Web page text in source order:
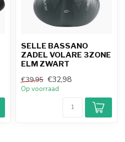
SELLE BASSANO
ZADEL VOLARE 3ZONE
ELM ZWART
€39,95 €32,98
Op voorraad